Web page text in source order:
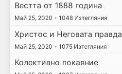
Вестта от 1888 година
Май 25, 2020 • 1048 Изтегляния
Христос и Неговата правда
Май 25, 2020 • 1075 Изтегляния
Колективно покаяние